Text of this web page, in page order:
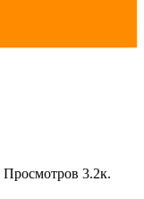
Просмотров 3.2к.